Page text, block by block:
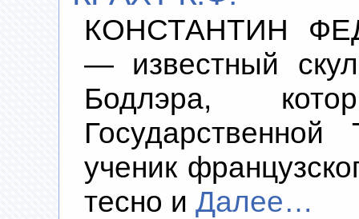
КОНСТАНТИН
— известный
Бодлэра,
Государственной
ученик
тесно и Далее…